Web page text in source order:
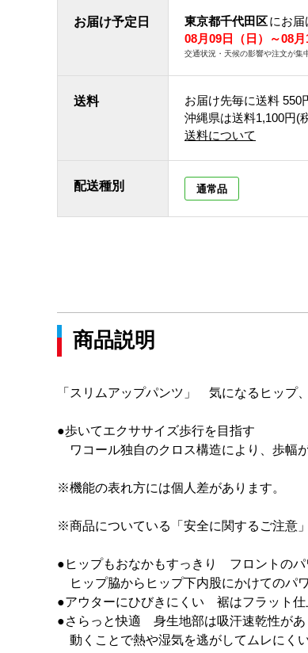
お届け予定日 東京都千代田区にお届
08月09日（日）～08月
交通状況・天候の影響や注文が集
送料 お届け先毎に送料 550
沖縄県は送料1,100円(
送料について
配送種別 通常品
商品説明
「スリムアップパンツ」 気になるヒップ
●歩いてエクササイズ歩行を目指す
ワコール独自のクロス構造により、歩幅
※機能の表れ方には個人差があります。
※商品についている「安全に関するご注意
●ヒップもおなかもすっきり フロントのパ
ヒップ脇からヒップ下内股にかけてのパ
●アウターにひびきにくい 裾はフラット
●さらっと快適 身生地部は吸汗速乾性があ
動くことで熱や湿気を逃がしてムレにく